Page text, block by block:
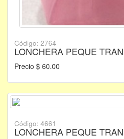
Código: 2764
LONCHERA PEQUE
Precio $ 60.00
Código: 4661
LONCHERA PEQUE